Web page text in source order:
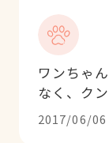
ワンちゃ
なく、ク
いので、
ゃんの経
2017/06/06